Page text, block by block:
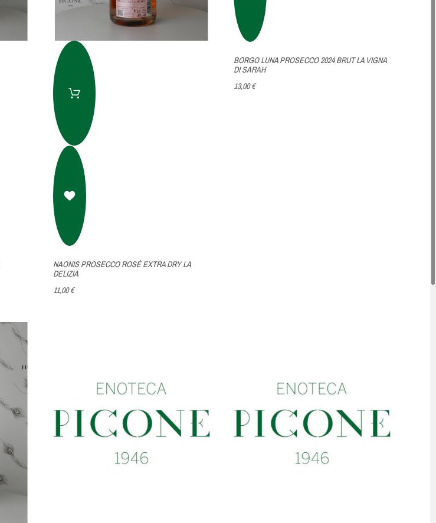
NAONIS PROSECCO ROSÉ EXTRA DRY LA
DELIZIA
11,00 €
BORGO LUNA PROSECCO 2024 BRUT LA VIGNA
DI SARAH
13,00 €